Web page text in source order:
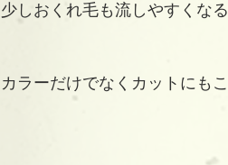
少しおくれ毛も流しやすくな
カラーだけでなくカットにもこ